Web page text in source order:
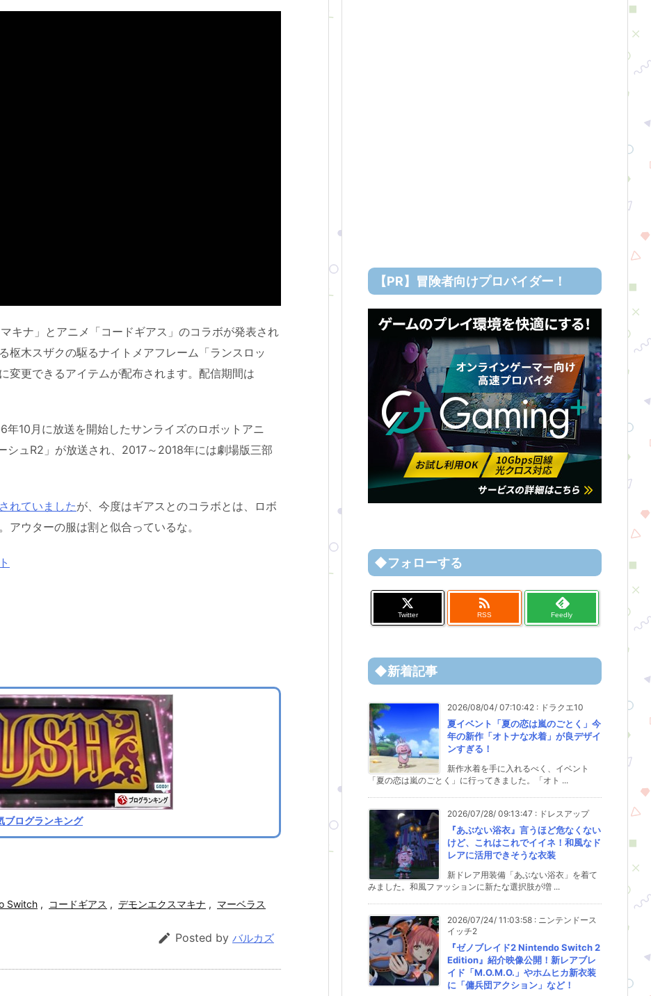
キナ」とアニメ「コードギアス」のコラボが発表され
枢木スザクの駆るナイトメアフレーム「ランスロッ
変更できるアイテムが配布されます。配信期間は
年10月に放送を開始したサンライズのロボットアニ
ュR2」が放送され、2017～2018年には劇場版三部
れていましたが、今度はギアスとのコラボとは、ロボ
ウターの服は割と似合っているな。
ブログランキング
Switch , コードギアス , デモンエクスマキナ , マーベラス
 Posted by バルカズ
【PR】冒険者向けプロバイダー！
◆フォローする
Twitter

RSS Feedly
◆新着記事
2026/08/04/ 07:10:42 : ドラクエ10
夏イベント「夏の恋は嵐のごとく」今
年の新作「オトナな水着」が良デザイ
ンすぎる！
新作水着を手に入れるべく、イベント
「夏の恋は嵐のごとく」に行ってきました。「オト ...
2026/07/28/ 09:13:47 : ドレスアップ
『あぶない浴衣』言うほど危なくない
けど、これはこれでイイネ！和風なド
レアに活用できそうな衣装
新ドレア用装備「あぶない浴衣」を着て
みました。和風ファッションに新たな選択肢が増 ...
2026/07/24/ 11:03:58 : ニンテンドース
イッチ2
『ゼノブレイド2 Nintendo Switch 2
Edition』紹介映像公開！新レアブレ
イド「M.O.M.O.」やホムヒカ新衣装
に「傭兵団アクション」など！